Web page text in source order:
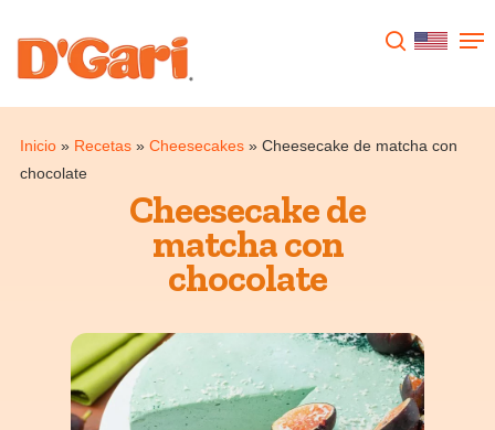
Inicio» Recetas» Cheesecakes» Cheesecake de matcha con
chocolate
Presione enter para buscar o ESC para
Cheesecake de
matcha con
chocolate